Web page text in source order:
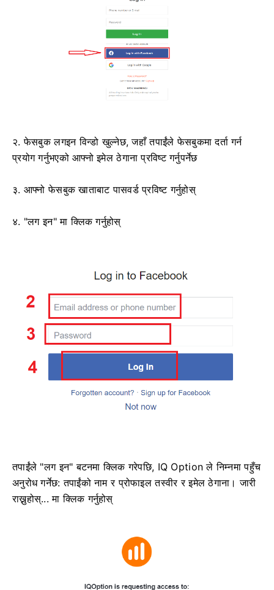
२. फेसबुक लगइन विन्डो खुल्नेछ, जहाँ तपाईंले फेसबुकमा दर्ता गर्न
प्रयोग गर्नुभएको आफ्नो इमेल ठेगाना प्रविष्ट गर्नुपर्नेछ
३. आफ्नो फेसबुक खाताबाट पासवर्ड प्रविष्ट गर्नुहोस्
४. "लग इन" मा क्लिक गर्नुहोस्
तपाईंले "लग इन" बटनमा क्लिक गरेपछि, IQ Option ले निम्नमा पहुँच
अनुरोध गर्नेछ: तपाईंको नाम र प्रोफाइल तस्वीर र इमेल ठेगाना। जारी
राख्नुहोस्... मा क्लिक गर्नुहोस्